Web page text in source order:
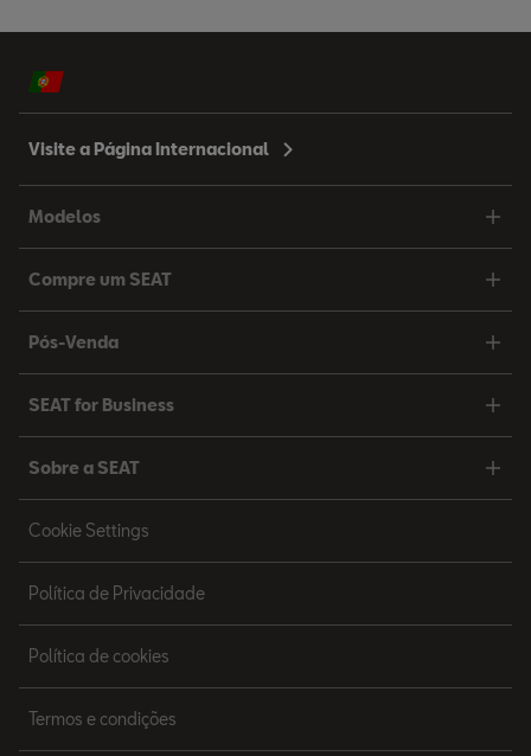
Visite a Página Internacional
Modelos
Compre um SEAT
Pós-Venda
SEAT for Business
Sobre a SEAT
Cookie Settings
Política de Privacidade
Política de cookies
Termos e condições